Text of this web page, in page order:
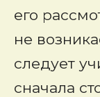
его
не
следует
сначала